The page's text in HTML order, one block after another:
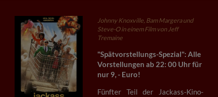
Johnny Knoxville, Bam Margera und
Steve-O in einem Film von Jeff
Tremaine
"Spätvorstellungs-Spezial": Alle
Vorstellungen ab 22: 00 Uhr für
nur 9, - Euro!
Fünfter Teil der Jackass-Kino-